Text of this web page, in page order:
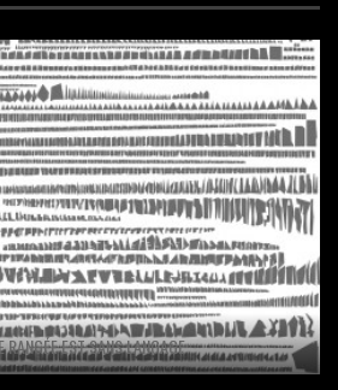
RANGÉE EST SANS LANGAGE